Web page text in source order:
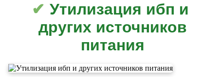
Утилизация ибп и
других источников
питания